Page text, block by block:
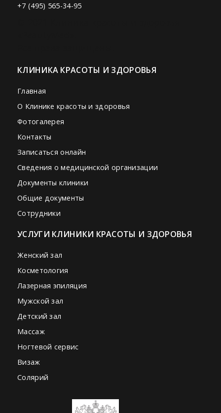
+7 (495) 565-34-95
КЛИНИКА КРАСОТЫ И ЗДОРОВЬЯ
Главная
О Клинике красоты и здоровья
Фотогалерея
Контакты
Записаться онлайн
Сведения о медицинской организации
Документы клиники
Общие документы
Сотрудники
УСЛУГИ КЛИНИКИ КРАСОТЫ И ЗДОРОВЬЯ
Женский зал
Косметология
Лазерная эпиляция
Мужской зал
Детский зал
Массаж
Ногтевой сервис
Визаж
Солярий